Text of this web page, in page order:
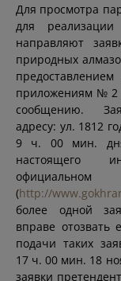
Для просмотра
для
направляют
природных
приложениям № 2
сообщению.
адресу: ул. 1812
9 ч. 00 мин.
настоящего
(http://
более одной
вправе
подачи таких
17 ч. 00 мин. 18
заявки